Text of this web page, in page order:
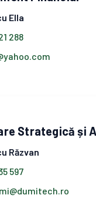
Ella
288
Strategică și
Răzvan
597